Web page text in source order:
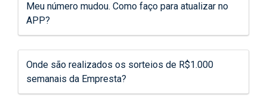
Meu número mudou. Como faço para atualizar no
APP?
Onde são realizados os sorteios de R$1.000
semanais da Empresta?